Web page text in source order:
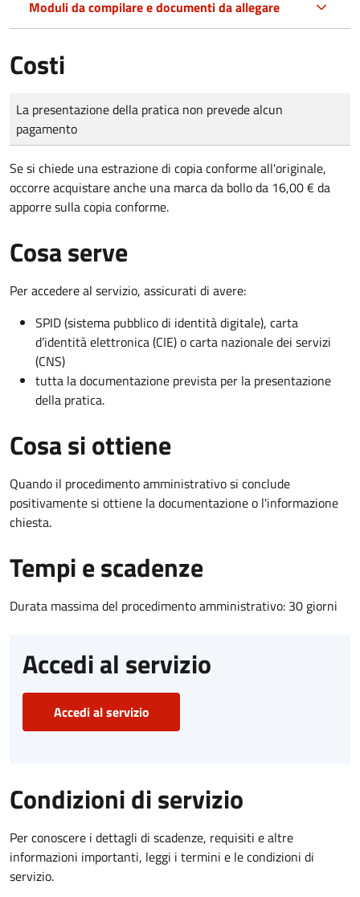
Moduli da compilare e documenti da allegare
Costi
Tipo di pagamento
Importo
La presentazione della pratica non prevede alcun
pagamento
Se si chiede una estrazione di copia conforme all'originale,
occorre acquistare anche una marca da bollo da 16,00 € da
apporre sulla copia conforme.
Cosa serve
Per accedere al servizio, assicurati di avere:
SPID (sistema pubblico di identità digitale), carta
d’identità elettronica (CIE) o carta nazionale dei servizi
(CNS)
tutta la documentazione prevista per la presentazione
della pratica.
Cosa si ottiene
Quando il procedimento amministrativo si conclude
positivamente si ottiene la documentazione o l'informazione
chiesta.
Tempi e scadenze
Durata massima del procedimento amministrativo: 30 giorni
Accedi al servizio
Accedi al servizio
Condizioni di servizio
Per conoscere i dettagli di scadenze, requisiti e altre
informazioni importanti, leggi i termini e le condizioni di
servizio.